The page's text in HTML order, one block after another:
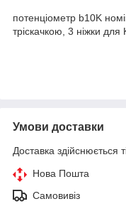
потенціометр b10K
тріскачкою, 3 ніжки
Умови доставки
Доставка здійснюється
Нова Пошта
Самовивіз